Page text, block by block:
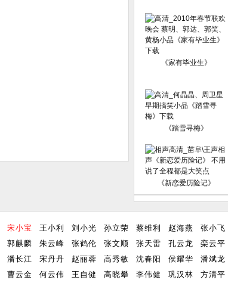
《家有毕业生》
《踏雪寻梅》
《新恋爱历险记》
宋小宝 王小利 刘小光 孙立荣 蔡维利 赵海燕 张小飞
郭麒麟 朱云峰 张鹤伦 张文顺 张天雷 孔云龙 栾云平
潘长江 宋丹丹 赵丽蓉 高秀敏 沈春阳 侯耀华 潘斌龙
曹云金 何云伟 王自健 高晓攀 李伟健 巩汉林 方清平